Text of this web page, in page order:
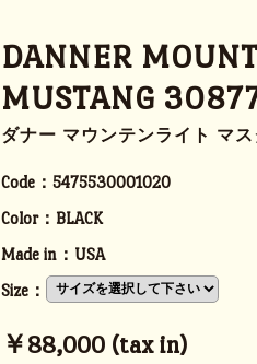
DANNER
MUSTANG
ダナー マウンテンライト マ
Code： 5475530001020
Color： BLACK
Made in： USA
Size：
￥88,000 (tax in)